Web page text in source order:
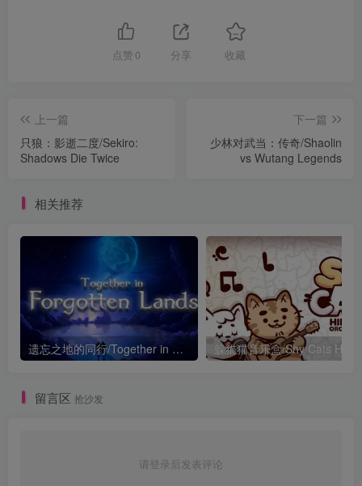
点赞 0 分享 收藏
上一篇
只狼：影逝二度/Sekiro:
Shadows Die Twice
下一篇
少林对武当：传奇/Shaolin
vs Wutang Legends
相关推荐
遗忘之地的同行/Together in Forgotten Lands
留言区 抢沙发
请登录后发表评论